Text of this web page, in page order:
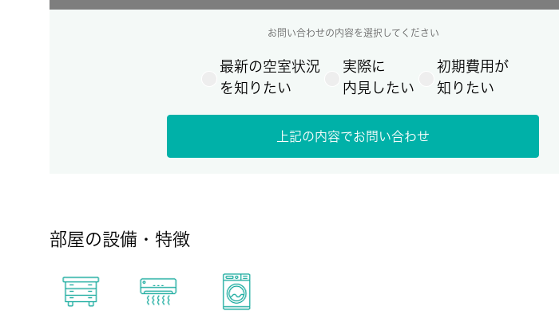
お問い合わせの内容を選択してください
最新の空室状況
を知りたい
実際に
内見したい
初期費用が
知りたい
上記の内容でお問い合わせ
部屋の設備・特徴